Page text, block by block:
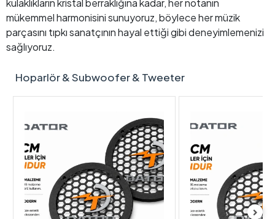
kulaklıkların kristal berraklığına kadar, her notanın
mükemmel harmonisini sunuyoruz, böylece her müzik
parçasını tıpkı sanatçının hayal ettiği gibi deneyimlemenizi
sağlıyoruz.
Hoparlör & Subwoofer & Tweeter